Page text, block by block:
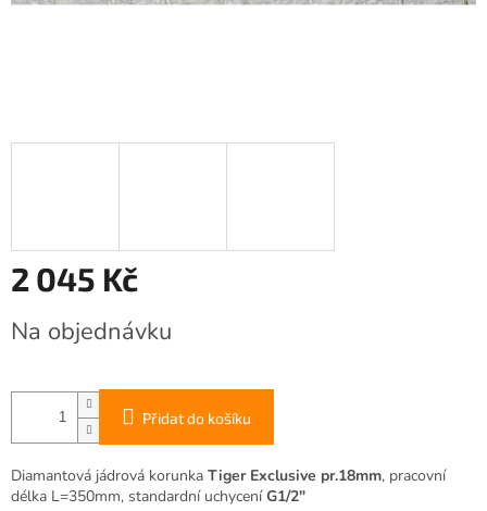
2 045 Kč
cena:
Na objednávku
Přidat do košíku
Diamantová jádrová korunka Tiger Exclusive pr.18mm, pracovní
délka L=350mm, standardní uchyceníG1/2"